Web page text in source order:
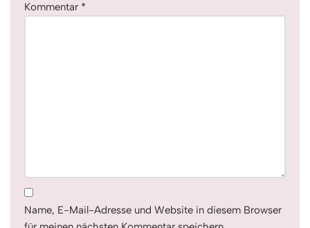
Kommentar *
Name, E-Mail-Adresse und Website in diesem Browser